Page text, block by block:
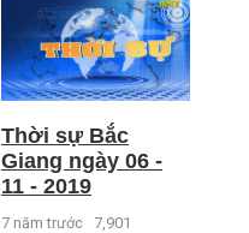
Thời sự Bắc
Giang ngày 06 -
11 - 2019
7 năm trước 7,901